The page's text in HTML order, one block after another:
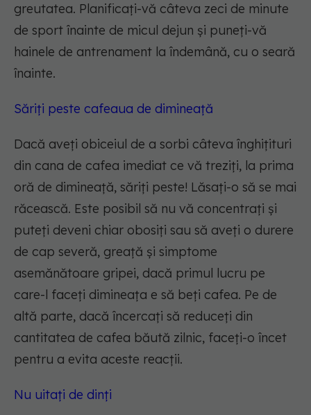
greutatea. Planificați-vă câteva zeci de minute
de sport înainte de micul dejun și puneți-vă
hainele de antrenament la îndemână, cu o seară
înainte.
Săriți peste cafeaua de dimineață
Dacă aveți obiceiul de a sorbi câteva înghițituri
din cana de cafea imediat ce vă treziți, la prima
oră de dimineață, săriți peste! Lăsați-o să se mai
răcească. Este posibil să nu vă concentrați și
puteți deveni chiar obosiți sau să aveți o durere
de cap severă, greață și simptome
asemănătoare gripei, dacă primul lucru pe
care-l faceți dimineața e să beți cafea. Pe de
altă parte, dacă încercați să reduceți din
cantitatea de cafea băută zilnic, faceți-o încet
pentru a evita aceste reacții.
Nu uitați de dinți